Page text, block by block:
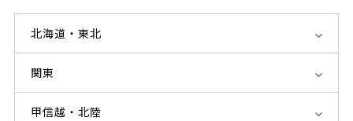
北海道・東北
関東
甲信越・北陸